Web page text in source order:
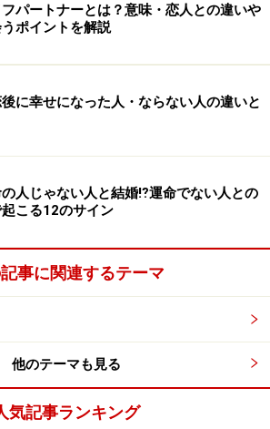
パートナーとは？意味・恋人との違いや
ポイントを解説
に幸せになった人・ならない人の違いと
人じゃない人と結婚⁉運命でない人との
起こる12のサイン
事に関連するテーマ
他のテーマも見る
気記事ランキング